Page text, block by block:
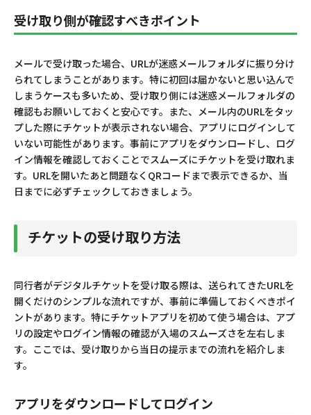
受け取り側が確認すべきポイント
メールで受け取った場合、URLが迷惑メールフォルダに振り分け
られてしまうことがあります。特に初回は届かないと思い込んで
しまうケースも多いため、受け取り側には迷惑メールフォルダの
確認もお願いしておくと安心です。また、メール内のURLをタッ
プした際にチケットが表示されない場合、アプリにログインして
いない可能性があります。事前にアプリをダウンロードし、ログ
イン情報を確認しておくことでスムーズにチケットを受け取れま
す。URLを開いたあと問題なくQRコードまで表示できるか、当
日までに必ずチェックしておきましょう。
チケットの受け取り方法
同行者がデジタルチケットを受け取る際は、送られてきたURLを
開くだけのシンプルな流れですが、事前に準備しておくべきポイ
ントがあります。特にチケットアプリを初めて使う場合は、アプ
リの設定やログイン情報の確認が入場のスムーズさを左右しま
す。ここでは、受け取りから当日の提示までの流れを紹介しま
す。
アプリをダウンロードしてログイン